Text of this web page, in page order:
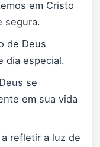
em Cristo
segura.
de Deus
dia especial.
se
em sua vida
refletir a luz de